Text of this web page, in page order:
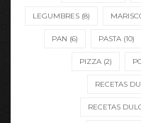
LEGUMBRES(8)
PAN (6) PASTA(10)
PIZZA(2)
RECETAS
RECETAS